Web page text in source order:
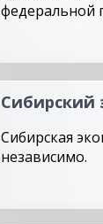
федеральной
Сибирский
Сибирская
независимо.